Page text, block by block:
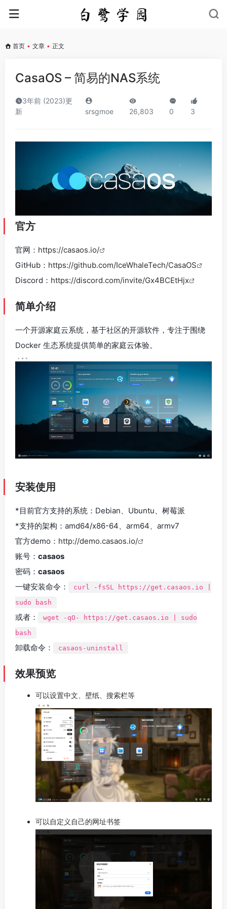
首页 • 文章 • 正文
CasaOS – 简易的NAS系统
3年前 (2023)更
新
srsgmoe 26,803 0 3
官方
官网： https://casaos.io/
GitHub： https://github.com/IceWhaleTech/CasaOS
Discord： https://discord.com/invite/Gx4BCEtHjx
简单介绍
一个开源家庭云系统，基于社区的开源软件，专注于围绕
Docker 生态系统提供简单的家庭云体验。
安装使用
*目前官方支持的系统：Debian、Ubuntu、树莓派
*支持的架构：amd64/x86-64、arm64、armv7
官方demo： http://demo.casaos.io/
账号： casaos
密码： casaos
一键安装命令：
curl -fsSL https://get.casaos.io |
sudo bash
或者：
wget -qO- https://get.casaos.io | sudo
bash
卸载命令： casaos-uninstall
效果预览
可以设置中文、壁纸、搜索栏等
可以自定义自己的网址书签